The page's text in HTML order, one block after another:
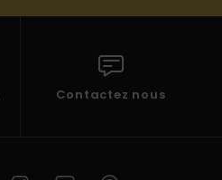
Contactez nous